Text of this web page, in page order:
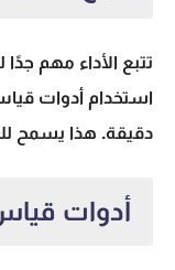
تتبع الأداء مهم
استخدام أدوات
دقيقة. هذا يسمح
أدوات